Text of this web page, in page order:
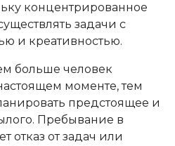
концентрированное
задачи с
и креативностью.
больше человек
моменте, тем
предстоящее и
Пребывание в
отказ от задач или